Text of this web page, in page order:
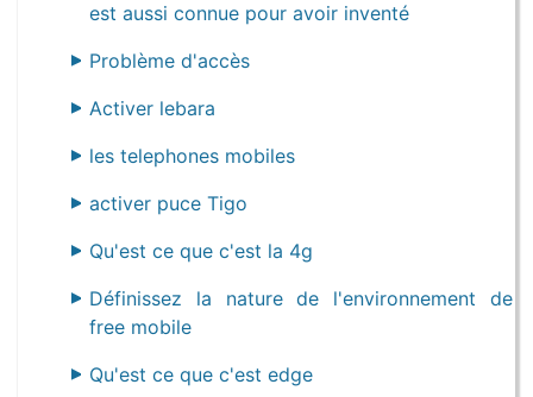
est aussi connue pour avoir inventé
Problème d'accès
Activer lebara
les telephones mobiles
activer puce Tigo
Qu'est ce que c'est la 4g
Définissez la nature de l'environnement de
free mobile
Qu'est ce que c'est edge